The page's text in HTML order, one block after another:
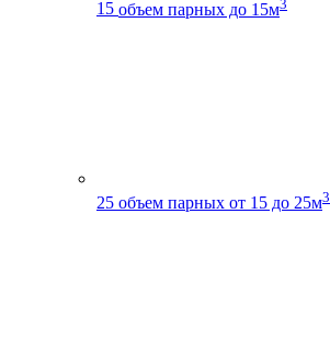
15 объем парных до 15м
25 объем парных от 15 до 25м3